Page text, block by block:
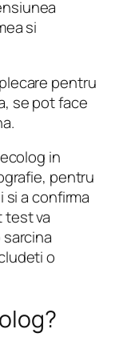
si
pentru
se pot face
in
pentru
a confirma
test va
o